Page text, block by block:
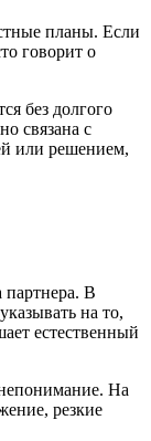
планы. Если
говорит о
без долгого
связана с
или решением,
партнера. В
на то,
естественный
На
резкие